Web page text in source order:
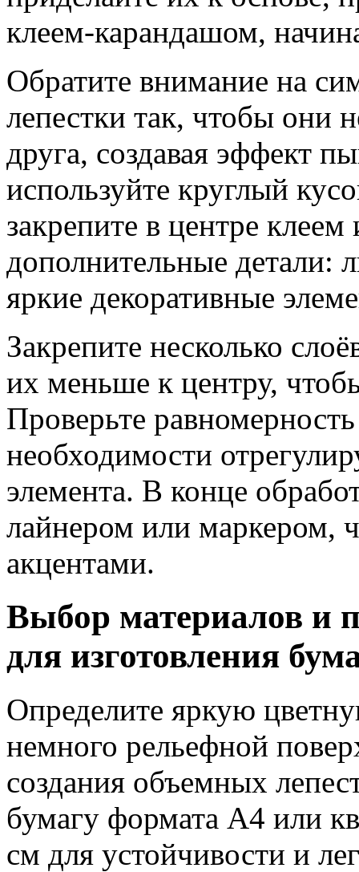
клеем-карандашом,
Обратите внимание на
лепестки так, чтобы они
друга, создавая эффект
используйте круглый
закрепите в центре
дополнительные детали:
яркие декоративные
Закрепите несколько
их меньше к центру,
Проверьте
необходимости
элемента. В конце
лайнером или маркером,
акцентами.
Выбор материалов и
для изготовления
Определите яркую
немного рельефной
создания объемных
бумагу формата А4 или
см для устойчивости и